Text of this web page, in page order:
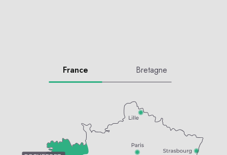
France Bretagne